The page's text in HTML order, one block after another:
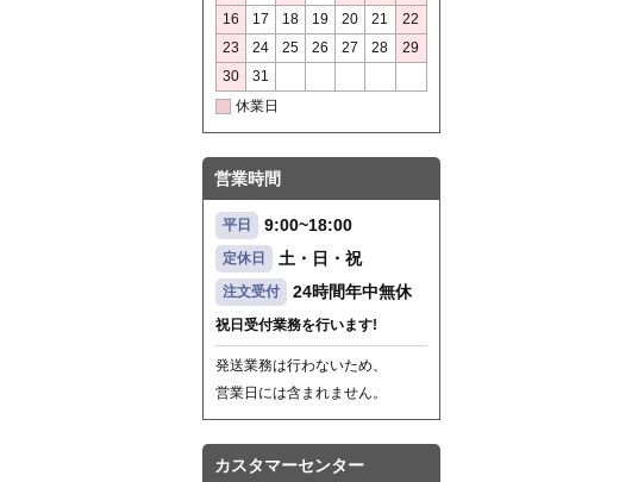
16
17 18 19 20 21
22
23
24 25 26 27 28
29
30
31
休業日
営業時間
平日 9:00~18:00
定休日 土・日・祝
注文受付 24時間年中無休
祝日受付業務を行います!
発送業務は行わないため、
営業日には含まれません。
カスタマーセンター